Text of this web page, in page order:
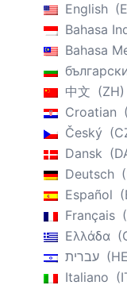
English
Bahasa
Bahasa
中文
ZH
Croatian
Český
Dansk
Deutsch
Español
Français
Ελλάδα
עברית
HE
Italiano